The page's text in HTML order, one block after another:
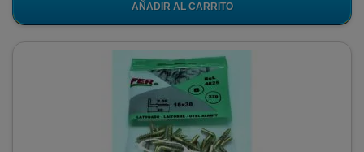
AÑADIR AL CARRITO